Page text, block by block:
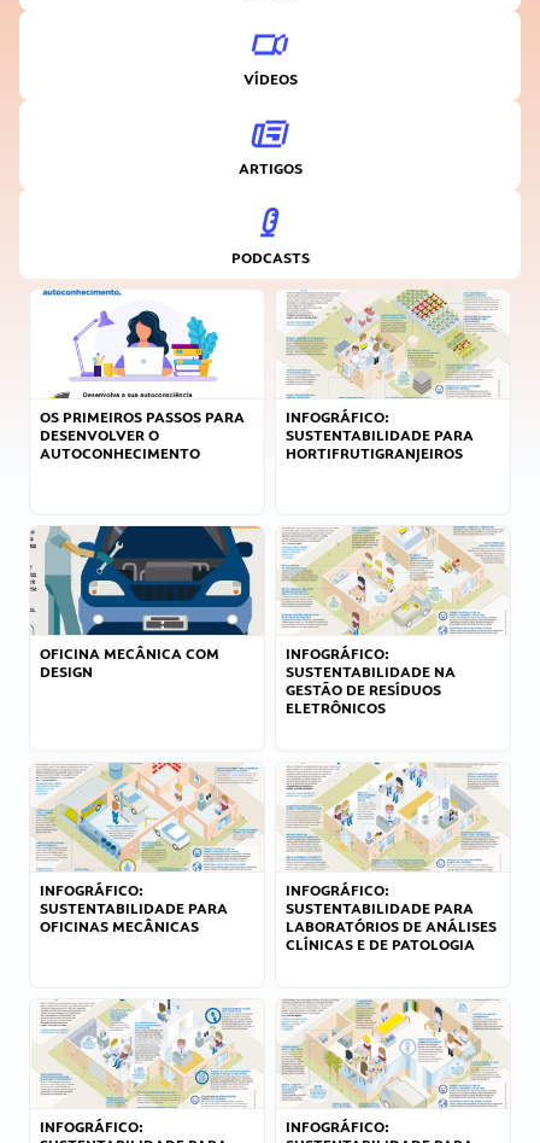
VÍDEOS
ARTIGOS
PODCASTS
OS PRIMEIROS PASSOS PARA
DESENVOLVER O
AUTOCONHECIMENTO
INFOGRÁFICO:
SUSTENTABILIDADE PARA
HORTIFRUTIGRANJEIROS
OFICINA MECÂNICA COM
DESIGN
INFOGRÁFICO:
SUSTENTABILIDADE NA
GESTÃO DE RESÍDUOS
ELETRÔNICOS
INFOGRÁFICO:
SUSTENTABILIDADE PARA
OFICINAS MECÂNICAS
INFOGRÁFICO:
SUSTENTABILIDADE PARA
LABORATÓRIOS DE ANÁLISES
CLÍNICAS E DE PATOLOGIA
INFOGRÁFICO:
INFOGRÁFICO: